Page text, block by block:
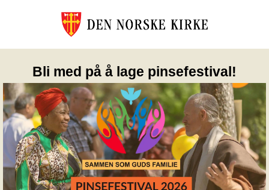
Bli med på å lage pinsefestival!